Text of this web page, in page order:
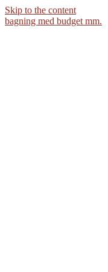
Skip to the content
bagning med budget mm.